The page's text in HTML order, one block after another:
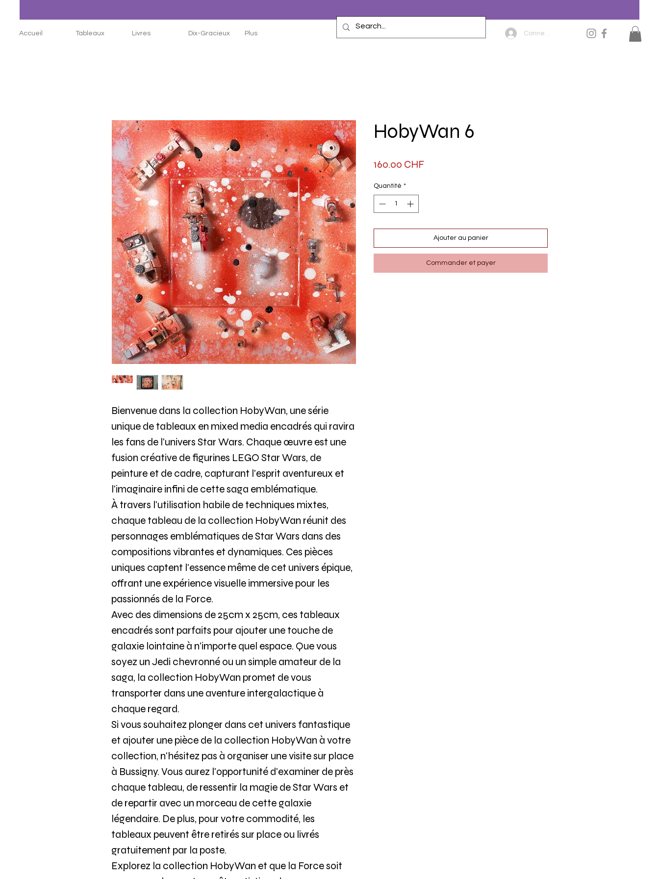
Accueil Tableaux Livres Dix-Gracieux Plus Connexion
Bienvenue dans la collection HobyWan, une série
unique de tableaux en mixed media encadrés qui ravira
les fans de l'univers Star Wars. Chaque œuvre est une
fusion créative de figurines LEGO Star Wars, de
peinture et de cadre, capturant l'esprit aventureux et
l'imaginaire infini de cette saga emblématique.
À travers l'utilisation habile de techniques mixtes,
chaque tableau de la collection HobyWan réunit des
personnages emblématiques de Star Wars dans des
compositions vibrantes et dynamiques. Ces pièces
uniques captent l'essence même de cet univers épique,
offrant une expérience visuelle immersive pour les
passionnés de la Force.
Avec des dimensions de 25cm x 25cm, ces tableaux
encadrés sont parfaits pour ajouter une touche de
galaxie lointaine à n'importe quel espace. Que vous
soyez un Jedi chevronné ou un simple amateur de la
saga, la collection HobyWan promet de vous
transporter dans une aventure intergalactique à
chaque regard.
Si vous souhaitez plonger dans cet univers fantastique
et ajouter une pièce de la collection HobyWan à votre
collection, n'hésitez pas à organiser une visite sur place
à Bussigny. Vous aurez l'opportunité d'examiner de près
chaque tableau, de ressentir la magie de Star Wars et
de repartir avec un morceau de cette galaxie
légendaire. De plus, pour votre commodité, les
tableaux peuvent être retirés sur place ou livrés
gratuitement par la poste.
Explorez la collection HobyWan et que la Force soit
HobyWan 6
160.00 CHFPrix
Quantité *
Ajouter au panier
Commander et payer